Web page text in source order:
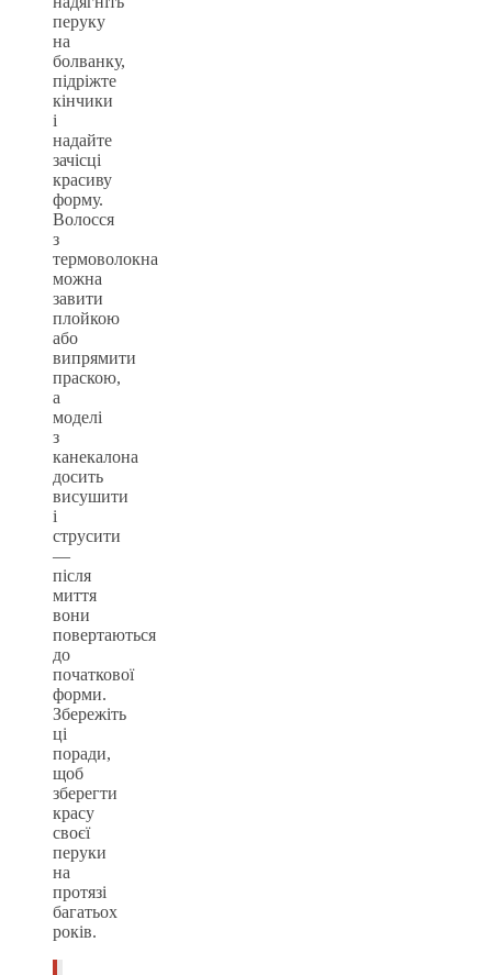
перуку
на
болванку,
підріжте
кінчики
і
надайте
зачісці
красиву
форму.
Волосся
з
термоволокна
можна
завити
плойкою
або
випрямити
праскою,
а
моделі
з
канекалона
досить
висушити
і
струсити
—
після
миття
вони
повертаються
до
початкової
форми.
Збережіть
ці
поради,
щоб
зберегти
красу
своєї
перуки
на
протязі
багатьох
років.